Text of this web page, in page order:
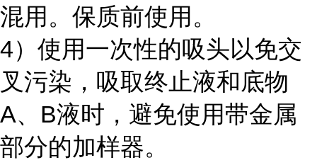
混用。保质前使用。
4）使用一次性的吸头以免交
叉污染，吸取终止液和底物
A、B液时，避免使用带金属
部分的加样器。